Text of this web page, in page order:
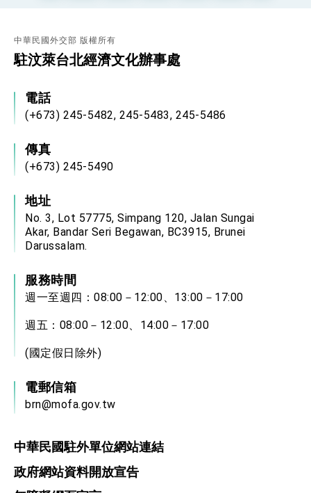
賴總統就職演說影片
總統重要談話
外交部重要言論
中華民國外交部 版權所有
駐汶萊台北經濟文化辦事處
電話
(+673) 245-5482, 245-5483, 245-5486
傳真
(+673) 245-5490
地址
No. 3, Lot 57775, Simpang 120, Jalan Sungai
Akar, Bandar Seri Begawan, BC3915, Brunei
Darussalam.
服務時間
週一至週四：08:00－12:00、13:00－17:00
週五：08:00－12:00、14:00－17:00
(國定假日除外)
電郵信箱
brn@mofa.gov.tw
中華民國駐外單位網站連結
政府網站資料開放宣告